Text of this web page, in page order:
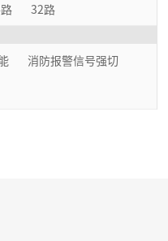
32路
消防报警信号强切